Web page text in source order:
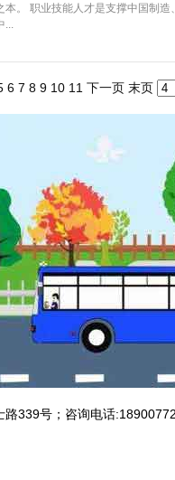
本。 职业技能人才是支撑中国制
...
6 7 8 9 10 11 下一页 末页
路339号；咨询电话